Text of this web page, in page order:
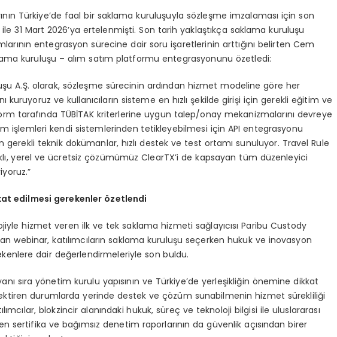
Türkiye’de faal bir saklama kuruluşuyla sözleşme imzalaması için son
ile 31 Mart 2026’ya ertelenmişti. Son tarih yaklaştıkça saklama kuruluşu
entegrasyon sürecine dair soru işaretlerinin arttığını belirten Cem
kuruluşu – alım satım platformu entegrasyonunu özetledi:
A.Ş. olarak, sözleşme sürecinin ardından hizmet modeline göre her
kuruyoruz ve kullanıcıların sisteme en hızlı şekilde girişi için gerekli eğitim ve
tarafında TÜBİTAK kriterlerine uygun talep/onay mekanizmalarını devreye
işlemleri kendi sistemlerinden tetikleyebilmesi için API entegrasyonu
teknik dokümanlar, hızlı destek ve test ortamı sunuluyor. Travel Rule
yerel ve ücretsiz çözümümüz ClearTX’i de kapsayan tüm düzenleyici
edilmesi gerekenler özetlendi
hizmet veren ilk ve tek saklama hizmeti sağlayıcısı Paribu Custody
webinar, katılımcıların saklama kuruluşu seçerken hukuk ve inovasyon
dair değerlendirmeleriyle son buldu.
sıra yönetim kurulu yapısının ve Türkiye’de yerleşikliğin önemine dikkat
durumlarda yerinde destek ve çözüm sunabilmenin hizmet sürekliliği
blokzincir alanındaki hukuk, süreç ve teknoloji bilgisi ile uluslararası
sertifika ve bağımsız denetim raporlarının da güvenlik açısından birer